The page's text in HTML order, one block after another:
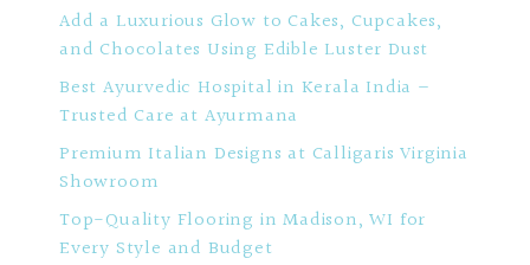
Add a Luxurious Glow to Cakes, Cupcakes,
and Chocolates Using Edible Luster Dust
Best Ayurvedic Hospital in Kerala India –
Trusted Care at Ayurmana
Premium Italian Designs at Calligaris Virginia
Showroom
Top-Quality Flooring in Madison, WI for
Every Style and Budget